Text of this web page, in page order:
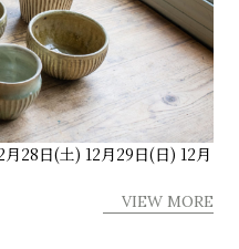
28日(土) 12月29日(日) 12月
VIEW MORE